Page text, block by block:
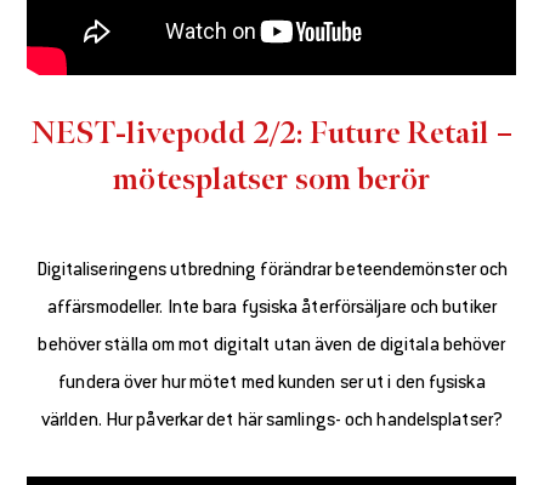
NEST-livepodd 2/2: Future Retail –
mötesplatser som berör
Digitaliseringens utbredning förändrar beteendemönster och
affärsmodeller. Inte bara fysiska återförsäljare och butiker
behöver ställa om mot digitalt utan även de digitala behöver
fundera över hur mötet med kunden ser ut i den fysiska
världen. Hur påverkar det här samlings- och handelsplatser?